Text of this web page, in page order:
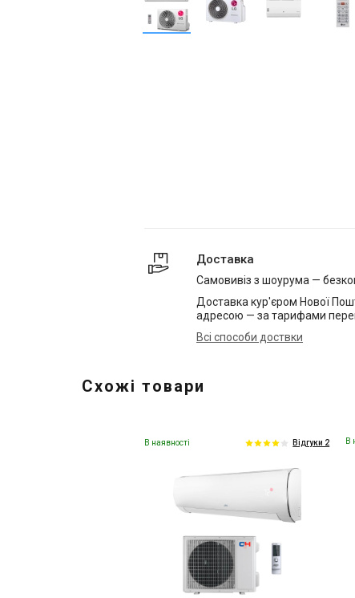
Доставка
Самовивіз з шоурума —
Доставка кур'єром Нової
адресою — за тарифами
Всі способи доствки
Схожі товари
В наявності Відгуки 2 В